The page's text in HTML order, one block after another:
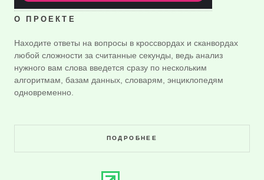
О ПРОЕКТЕ
Находите ответы на вопросы в кроссвордах и сканвордах
любой сложности за считанные секунды, ведь анализ
нужного вам слова введется сразу по нескольким
алгоритмам, базам данных, словарям, энциклопедям
одновременно.
ПОДРОБНЕЕ